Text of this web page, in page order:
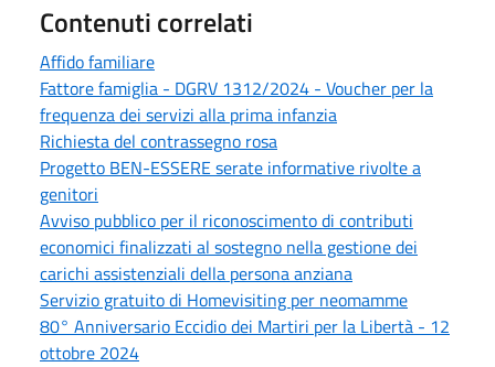
Contenuti correlati
Affido familiare
Fattore famiglia - DGRV 1312/2024 - Voucher per la
frequenza dei servizi alla prima infanzia
Richiesta del contrassegno rosa
Progetto BEN-ESSERE serate informative rivolte a
genitori
Avviso pubblico per il riconoscimento di contributi
economici finalizzati al sostegno nella gestione dei
carichi assistenziali della persona anziana
Servizio gratuito di Homevisiting per neomamme
80° Anniversario Eccidio dei Martiri per la Libertà - 12
ottobre 2024